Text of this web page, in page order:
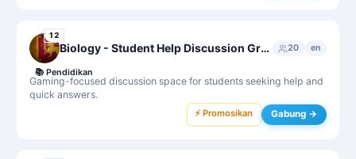
12
Biology - Student Help Discussion Group 20 en
Gaming-focused discussion space for students seeking help and
quick answers.
📚 Pendidikan
⚡ Promosikan Gabung →